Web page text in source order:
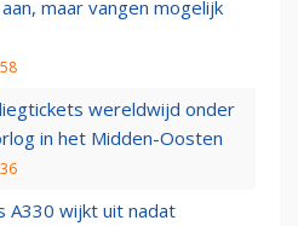
maar vangen mogelijk
wereldwijd onder
in het Midden-Oosten
A330 wijkt uit nadat